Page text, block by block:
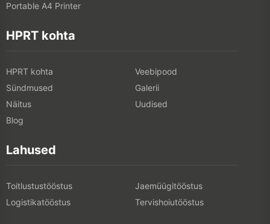
Portable A4 Printer
HPRT kohta
HPRT kohta
Veebipood
Sündmused
Galerii
Näitus
Uudised
Blog
Lahused
Toitlustustööstus
Jaemüügitööstus
Logistikatööstus
Tervishoiutööstus